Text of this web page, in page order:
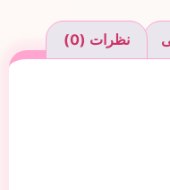
نظرات (0)